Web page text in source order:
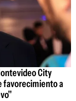
City
favorecimiento a